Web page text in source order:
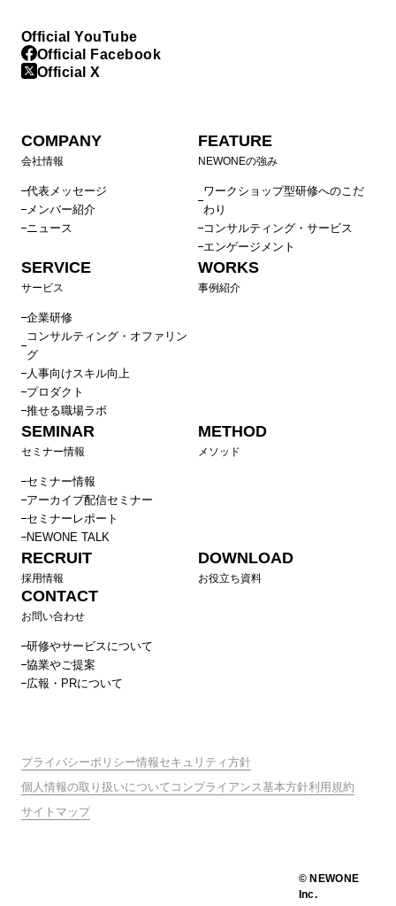
Official YouTube
Official Facebook
Official X
COMPANY
会社情報
代表メッセージ
メンバー紹介
ニュース
FEATURE
NEWONEの強み
ワークショップ型研修へのこだ
わり
コンサルティング・サービス
エンゲージメント
SERVICE
サービス
企業研修
コンサルティング・オファリン
グ
人事向けスキル向上
プロダクト
推せる職場ラボ
WORKS
事例紹介
SEMINAR
セミナー情報
セミナー情報
アーカイブ配信セミナー
セミナーレポート
NEWONE TALK
METHOD
メソッド
RECRUIT
採用情報
DOWNLOAD
お役立ち資料
CONTACT
お問い合わせ
研修やサービスについて
協業やご提案
広報・PRについて
プライバシーポリシー情報セキュリティ方針
個人情報の取り扱いについて コンプライアンス基本方針利用規約
サイトマップ
© NEWONE
Inc.